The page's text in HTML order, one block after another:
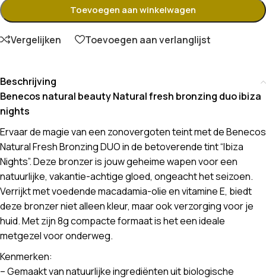
Toevoegen aan winkelwagen
Vergelijken Toevoegen aan verlanglijst
Beschrijving
Benecos natural beauty Natural fresh bronzing duo ibiza
nights
Ervaar de magie van een zonovergoten teint met de Benecos
Natural Fresh Bronzing DUO in de betoverende tint “Ibiza
Nights”. Deze bronzer is jouw geheime wapen voor een
natuurlijke, vakantie-achtige gloed, ongeacht het seizoen.
Verrijkt met voedende macadamia-olie en vitamine E, biedt
deze bronzer niet alleen kleur, maar ook verzorging voor je
huid. Met zijn 8g compacte formaat is het een ideale
metgezel voor onderweg.
Kenmerken:
– Gemaakt van natuurlijke ingrediënten uit biologische